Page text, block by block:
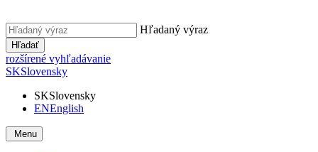
Hľadaný výraz
Hľadať
rozšírené vyhľadávanie
SKSlovensky
SKSlovensky
ENEnglish
Menu